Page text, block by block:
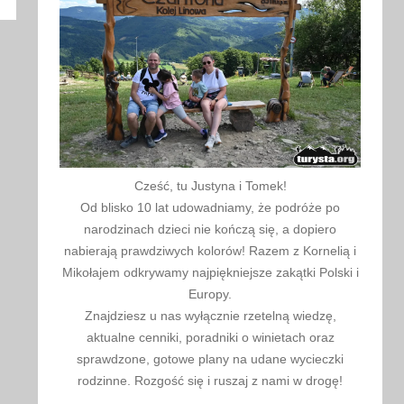
Cześć, tu Justyna i Tomek!
Od blisko 10 lat udowadniamy, że podróże po
narodzinach dzieci nie kończą się, a dopiero
nabierają prawdziwych kolorów! Razem z Kornelią i
Mikołajem odkrywamy najpiękniejsze zakątki Polski i
Europy.
Znajdziesz u nas wyłącznie rzetelną wiedzę,
aktualne cenniki, poradniki o winietach oraz
sprawdzone, gotowe plany na udane wycieczki
rodzinne. Rozgość się i ruszaj z nami w drogę!